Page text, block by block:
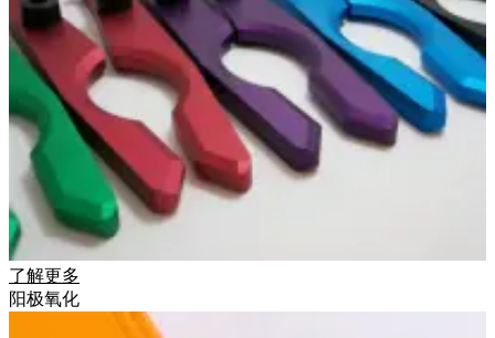
了解更多
阳极氧化